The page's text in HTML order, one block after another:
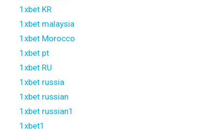
1xbet KR
1xbet malaysia
1xbet Morocco
1xbet pt
1xbet RU
1xbet russia
1xbet russian
1xbet russian1
1xbet1